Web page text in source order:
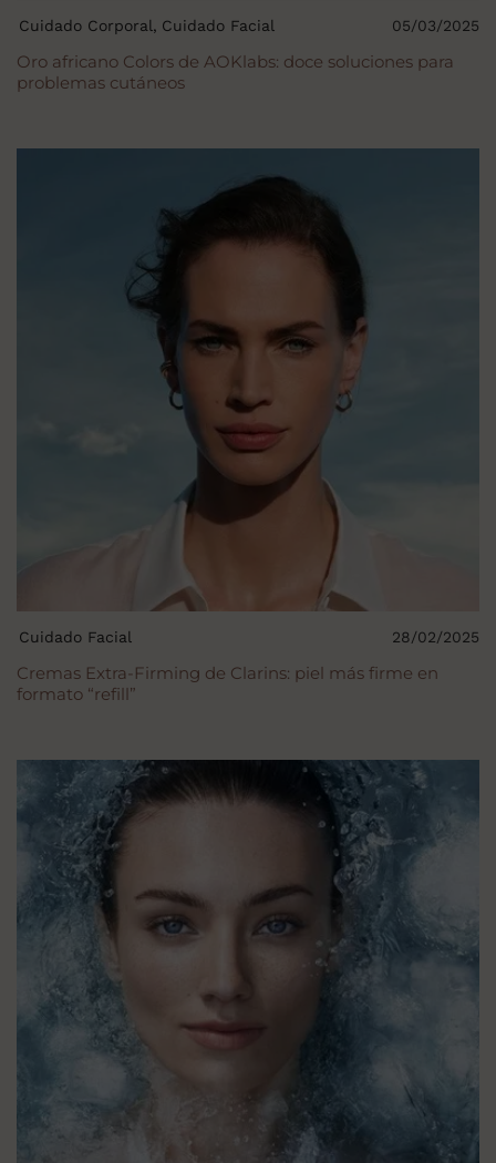
Oro africano Colors de AOKlabs: doce soluciones para
problemas cutáneos
Cuidado Corporal Cuidado Facial 05/03/2025
Cremas Extra-Firming de Clarins: piel más firme en
formato “refill”
Cuidado Facial 28/02/2025